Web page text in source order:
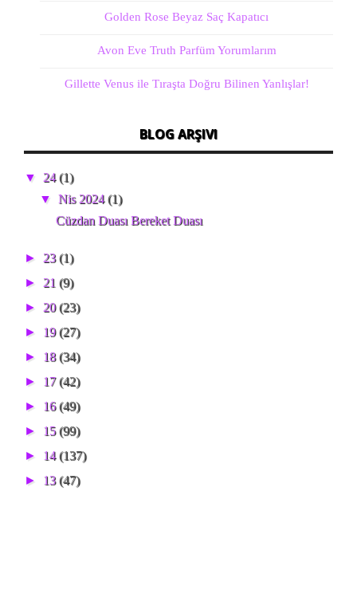
Golden Rose Beyaz Saç Kapatıcı
Avon Eve Truth Parfüm Yorumlarım
Gillette Venus ile Tıraşta Doğru Bilinen Yanlışlar!
BLOG ARŞIVI
▼ 24(1)
▼Nis 2024(1)
Cüzdan Duası Bereket Duası
► 23(1)
► 21 (9)
► 20(23)
► 19(27)
► 18(34)
► 17(42)
► 16(49)
► 15(99)
► 14(137)
► 13(47)